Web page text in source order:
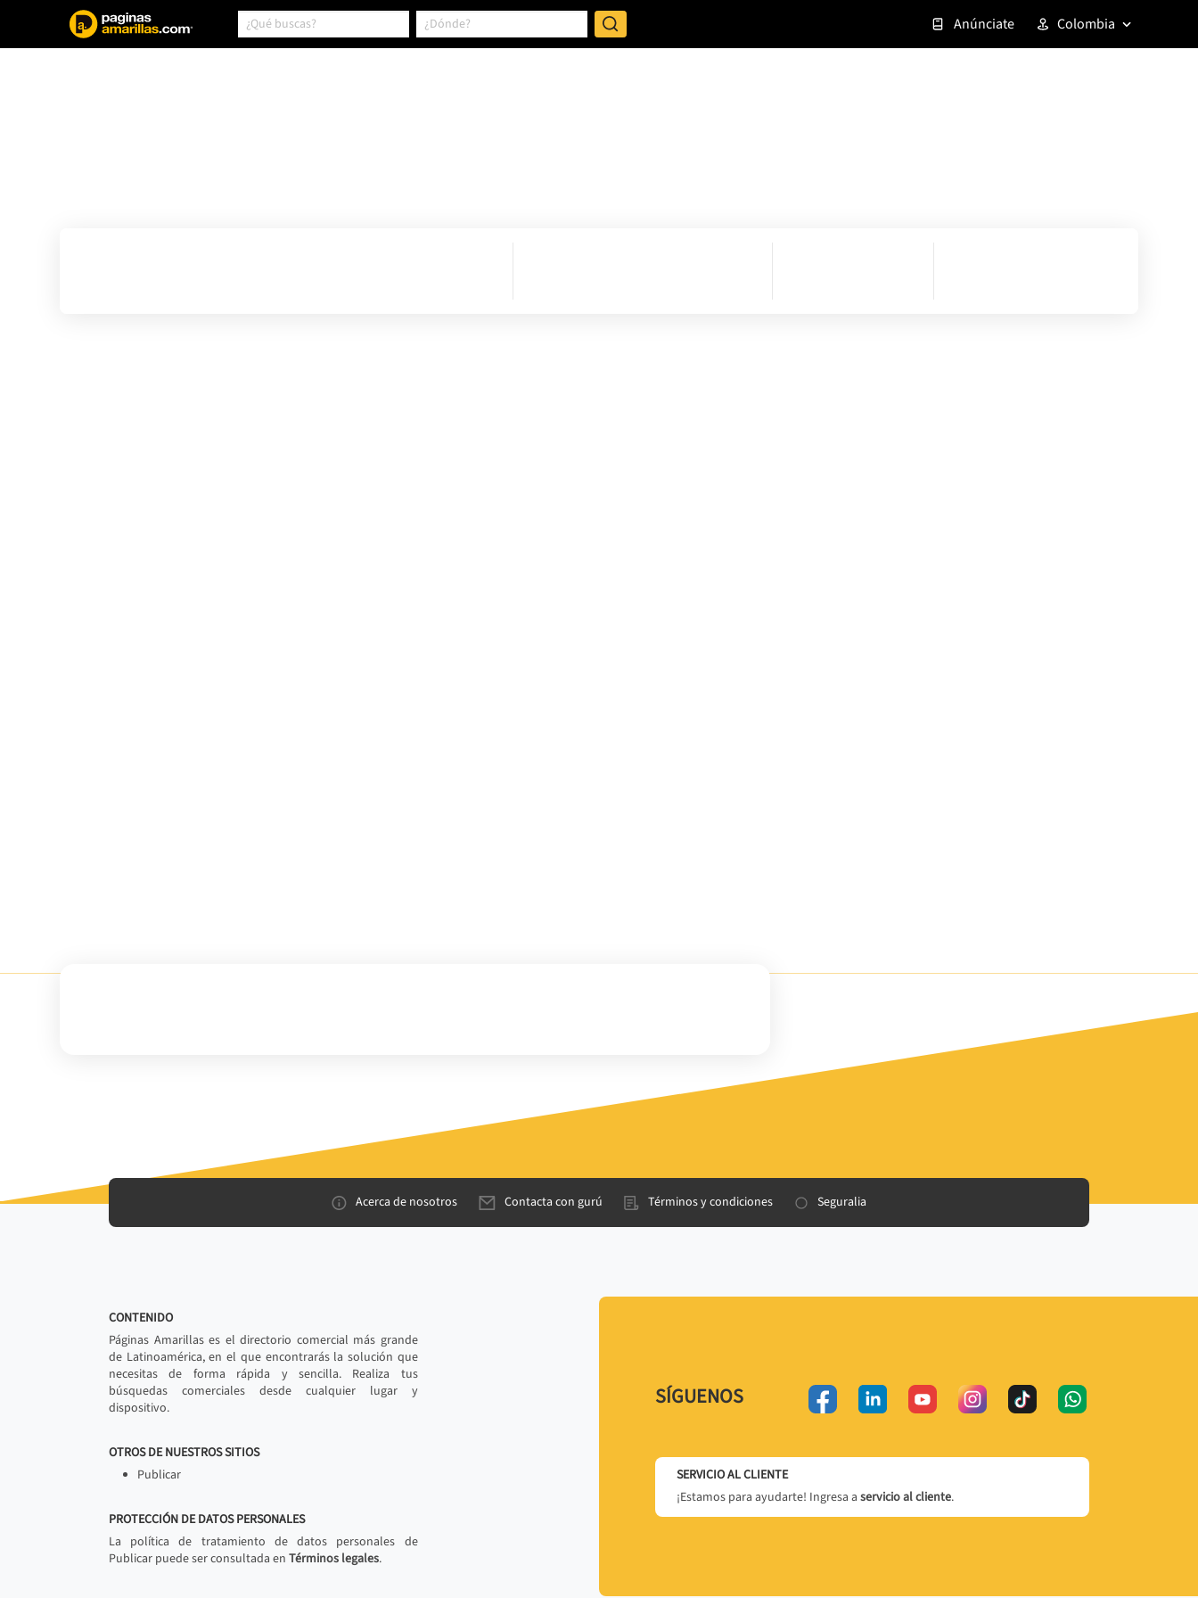
Anúnciate Colombia
Acerca de nosotros Contacta con gurú Términos y condiciones Seguralia
CONTENIDO
Páginas Amarillas es el directorio comercial más grande
de Latinoamérica, en el que encontrarás la solución que
necesitas de forma rápida y sencilla. Realiza tus
búsquedas comerciales desde cualquier lugar y
dispositivo.
OTROS DE NUESTROS SITIOS
Publicar
PROTECCIÓN DE DATOS PERSONALES
La política de tratamiento de datos personales de
Publicar puede ser consultada en Términos legales.
SÍGUENOS
SERVICIO AL CLIENTE
¡Estamos para ayudarte! Ingresa a servicio al cliente.